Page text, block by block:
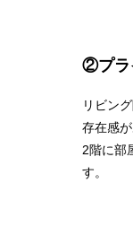
②プラ
リビン
存在感
2階に部
す。